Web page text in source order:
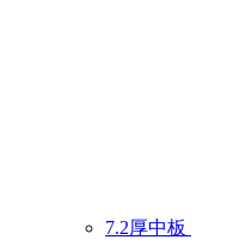
7.2厚中板